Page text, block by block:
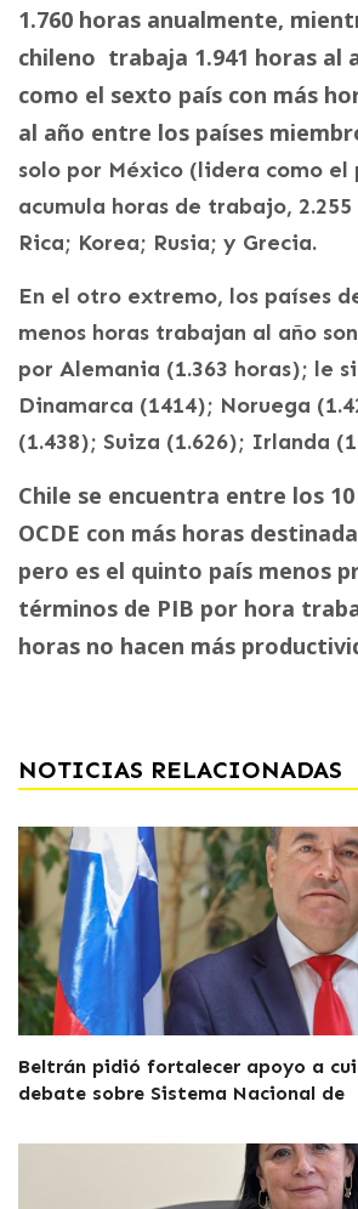
1.760 horas anualmente,
chileno trabaja 1.941 horas al
como el sexto país con más
al año entre los países
solo por México (lidera como el
acumula horas de trabajo,
Rica; Korea; Rusia; y Grecia.
En el otro extremo, los países
menos horas trabajan al año
por Alemania (1.363 horas); le
Dinamarca (1414); Noruega
(1.438); Suiza (1.626); Irlanda
Chile se encuentra entre los
OCDE con más horas
pero es el quinto país menos
términos de PIB por hora
horas no hacen más
NOTICIAS RELACIONADAS
Beltrán pidió fortalecer apoyo a
debate sobre Sistema Nacional de